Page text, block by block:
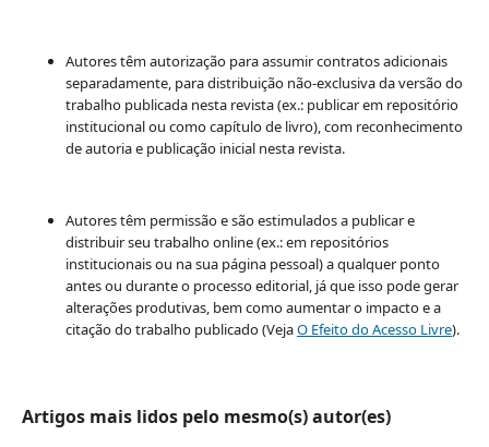
Autores têm autorização para assumir contratos adicionais
separadamente, para distribuição não-exclusiva da versão do
trabalho publicada nesta revista (ex.: publicar em repositório
institucional ou como capítulo de livro), com reconhecimento
de autoria e publicação inicial nesta revista.
Autores têm permissão e são estimulados a publicar e
distribuir seu trabalho online (ex.: em repositórios
institucionais ou na sua página pessoal) a qualquer ponto
antes ou durante o processo editorial, já que isso pode gerar
alterações produtivas, bem como aumentar o impacto e a
citação do trabalho publicado (VejaO Efeito do Acesso Livre).
Artigos mais lidos pelo mesmo(s) autor(es)